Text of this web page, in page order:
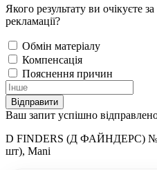
Якого результату ви очікуєте
рекламації?
Обмін матеріалу
Компенсація
Пояснення причин
Відправити
Ваш запит успішно
D FINDERS (Д ФАЙНДЕРС)
шт), Mani